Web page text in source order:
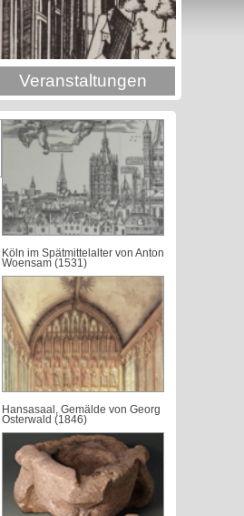
Veranstaltungen
Köln im Spätmittelalter von Anton
Woensam (1531)
Hansasaal, Gemälde von Georg
Osterwald (1846)